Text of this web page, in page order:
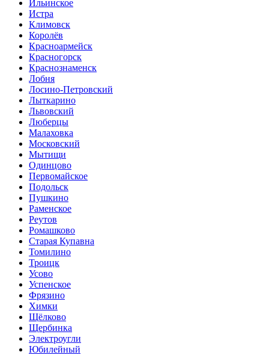
Ильинское
Истра
Климовск
Королёв
Красноармейск
Красногорск
Краснознаменск
Лобня
Лосино-Петровский
Лыткарино
Львовский
Люберцы
Малаховка
Московский
Мытищи
Одинцово
Первомайское
Подольск
Пушкино
Раменское
Реутов
Ромашково
Старая Купавна
Томилино
Троицк
Усово
Успенское
Фрязино
Химки
Щёлково
Щербинка
Электроугли
Юбилейный